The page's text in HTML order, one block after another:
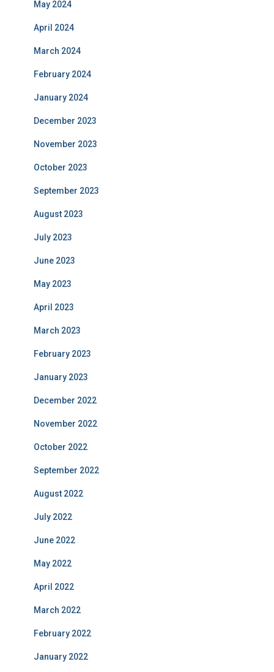
May 2024
April 2024
March 2024
February 2024
January 2024
December 2023
November 2023
October 2023
September 2023
August 2023
July 2023
June 2023
May 2023
April 2023
March 2023
February 2023
January 2023
December 2022
November 2022
October 2022
September 2022
August 2022
July 2022
June 2022
May 2022
April 2022
March 2022
February 2022
January 2022